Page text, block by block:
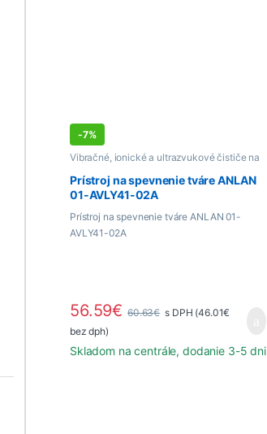
-7%
Vibračné, ionické a ultrazvukové čističe na
tvár
Prístroj na spevnenie tváre ANLAN
01-AVLY41-02A
Prístroj na spevnenie tváre ANLAN 01-
AVLY41-02A
56.59€ 60.63€ s DPH (46.01€
bez dph)
Skladom na centrále, dodanie 3-5 dni